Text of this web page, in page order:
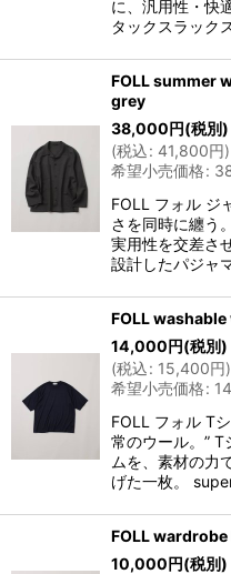
に、汎用性・快
タックスラック
FOLL summer
grey
38,000円(税別)
(税込: 41,800円)
希望小売価格:
FOLL フォル ジ
さを同時に纏う
実用性を交差さ
設計したパジャ
FOLL
14,000円(税別)
(税込: 15,400円)
希望小売価格:
FOLL フォル T
常のウール。”
ムを、素材の力
げた一枚。
FOLL
10,000円(税別)